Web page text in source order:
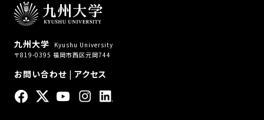
九州大学
Kyushu University
〒819-0395 福岡市西区元岡744
お問い合わせ| アクセス